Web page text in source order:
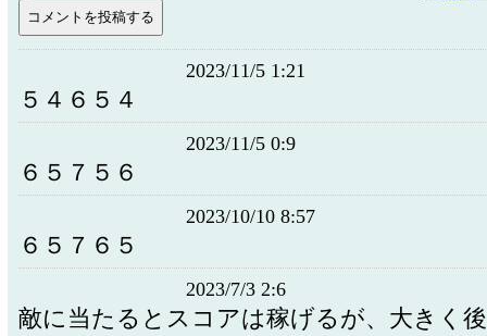
2023/11/5 1:21
５４６５４
2023/11/5 0:9
６５７５６
2023/10/10 8:57
６５７６５
2023/7/3 2:6
敵に当たるとスコアは稼げるが、大きく